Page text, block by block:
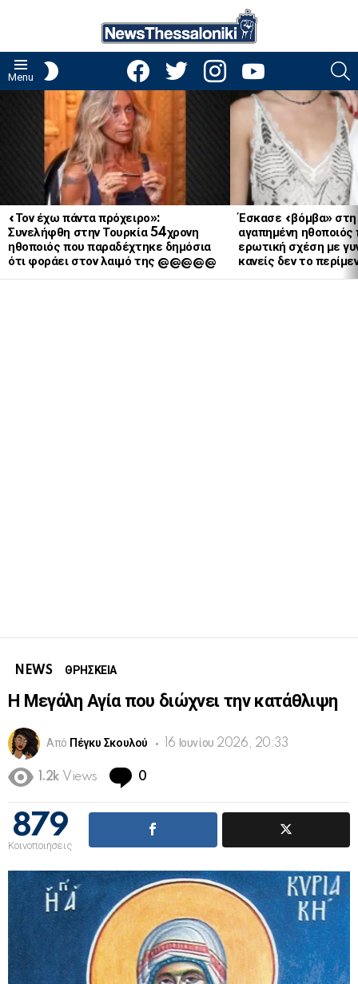
Menu
facebooktwitter instagramyoutube
«Τον έχω πάντα πρόχειρο»:
Συνελήφθη στην Τουρκία 54χρονη
ηθοποιός που παραδέχτηκε δημόσια
ότι φοράει στον λαιμό της @@@@@
Έσκασε «βόμβα»
αγαπημένη
ερωτική σχέση με
κανείς δεν το
NEWS ΘΡΗΣΚΕΙΑ
Η Μεγάλη Αγία που διώχνει την κατάθλιψη
Από Πέγκυ Σκουλού 16 Ιουνίου 2026, 20:33
1.2k Views 0
879
Κοινοποιήσεις